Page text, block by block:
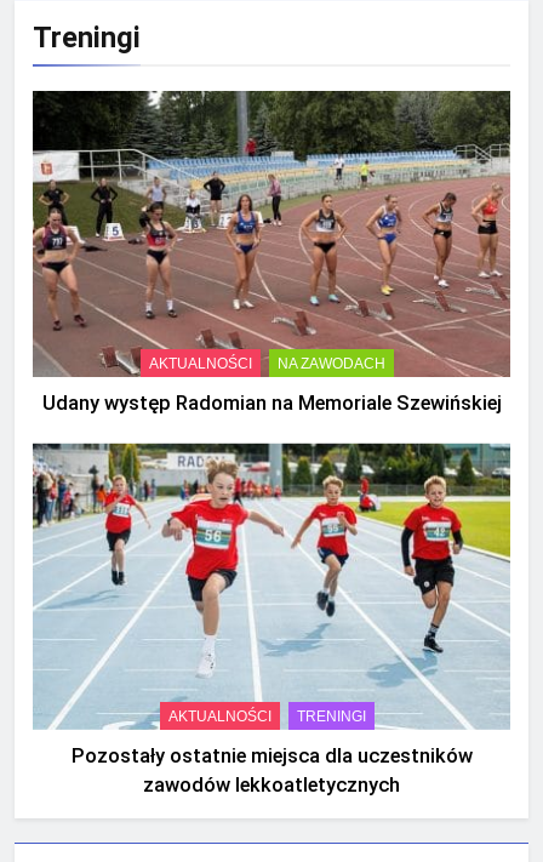
Treningi
AKTUALNOŚCI NA ZAWODACH
Udany występ Radomian na Memoriale Szewińskiej
AKTUALNOŚCI TRENINGI
Pozostały ostatnie miejsca dla uczestników
zawodów lekkoatletycznych